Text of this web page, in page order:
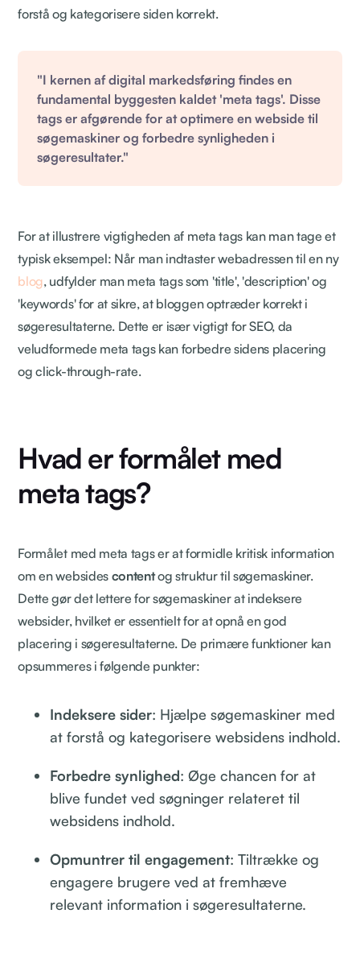
forstå og kategorisere siden korrekt.
"I kernen af digital markedsføring findes en
fundamental byggesten kaldet 'meta tags'. Disse
tags er afgørende for at optimere en webside til
søgemaskiner og forbedre synligheden i
søgeresultater."
For at illustrere vigtigheden af meta tags kan man tage et
typisk eksempel: Når man indtaster webadressen til en ny
blog, udfylder man meta tags som 'title', 'description' og
'keywords' for at sikre, at bloggen optræder korrekt i
søgeresultaterne. Dette er især vigtigt for SEO, da
veludformede meta tags kan forbedre sidens placering
og click-through-rate.
Hvad er formålet med
meta tags?
Formålet med meta tags er at formidle kritisk information
om en websides contentog struktur til søgemaskiner.
Dette gør det lettere for søgemaskiner at indeksere
websider, hvilket er essentielt for at opnå en god
placering i søgeresultaterne. De primære funktioner kan
opsummeres i følgende punkter:
Indeksere sider: Hjælpe søgemaskiner med
at forstå og kategorisere websidens indhold.
Forbedre synlighed: Øge chancen for at
blive fundet ved søgninger relateret til
websidens indhold.
Opmuntrer til engagement: Tiltrække og
engagere brugere ved at fremhæve
relevant information i søgeresultaterne.